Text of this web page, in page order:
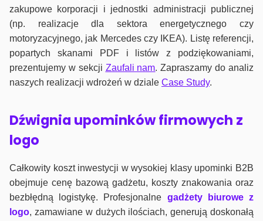
zakupowe korporacji i jednostki administracji publicznej
(np. realizacje dla sektora energetycznego czy
motoryzacyjnego, jak Mercedes czy IKEA). Listę referencji,
popartych skanami PDF i listów z podziękowaniami,
prezentujemy w sekcji Zaufali nam. Zapraszamy do analiz
naszych realizacji wdrożeń w dziale Case Study.
Dźwignia upominków firmowych z
logo
Całkowity koszt inwestycji w wysokiej klasy upominki B2B
obejmuje cenę bazową gadżetu, koszty znakowania oraz
bezbłędną logistykę. Profesjonalne gadżety biurowe z
logo, zamawiane w dużych ilościach, generują doskonałą